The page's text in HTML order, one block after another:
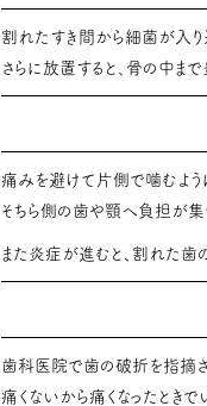
割れたすき間から細菌が入り
さらに放置すると、骨の中ま
痛みを避けて片側で噛むように
そちら側の歯や顎へ負担が集
また炎症が進むと、割れた歯
歯科医院で歯の破折を指摘さ
痛くないから痛くなったときで